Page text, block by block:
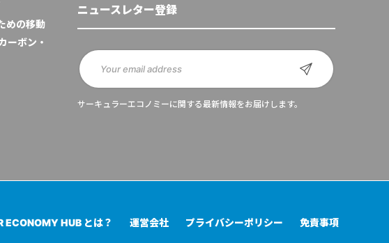
めの移動
ーボン・
ニュースレター登録
サーキュラーエコノミーに関する最新情報をお届けします。
ECONOMY HUB とは？ 運営会社 プライバシーポリシー 免責事項